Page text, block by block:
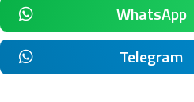
WhatsApp
Telegram